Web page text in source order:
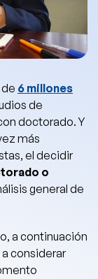
6 millones
de
doctorado. Y
más
el decidir
o
general de
a continuación
considerar